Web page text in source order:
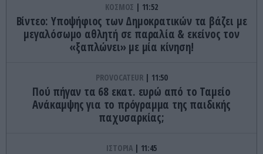
ΚΟΣΜΟΣ 11:52
Βίντεο: Υποψήφιος των Δημοκρατικών τα βάζει με
μεγαλόσωμο αθλητή σε παραλία & εκείνος τον
«ξαπλώνει» με μία κίνηση!
PROVOCATEUR 11:50
Πού πήγαν τα 68 εκατ. ευρώ από το Ταμείο
Ανάκαμψης για το πρόγραμμα της παιδικής
παχυσαρκίας;
ΙΣΤΟΡΙΑ 11:45